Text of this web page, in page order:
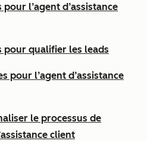
l’agent d’assistance
pour qualifier les leads
pour l’agent d’assistance
le processus de
client